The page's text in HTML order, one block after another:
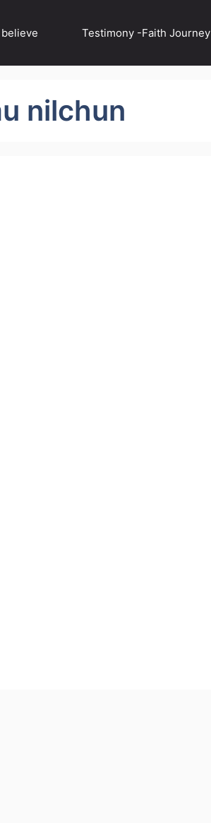
Testimony -Faith Journey
nilchun